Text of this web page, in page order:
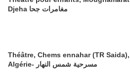
Djeha مغامرات جحا
Théâtre, Chems ennahar (TR Saida),
Algérie- مسرحية شمس النهار